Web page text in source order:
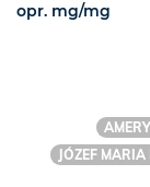
opr. mg/mg
JÓZEF MARIA